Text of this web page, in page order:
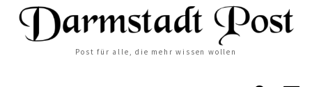
Post für alle, die mehr wissen wollen